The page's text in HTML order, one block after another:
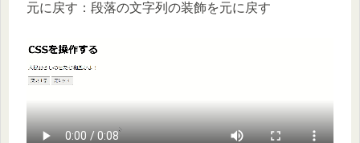
元に戻す：段落の文字列の装飾を元に戻す